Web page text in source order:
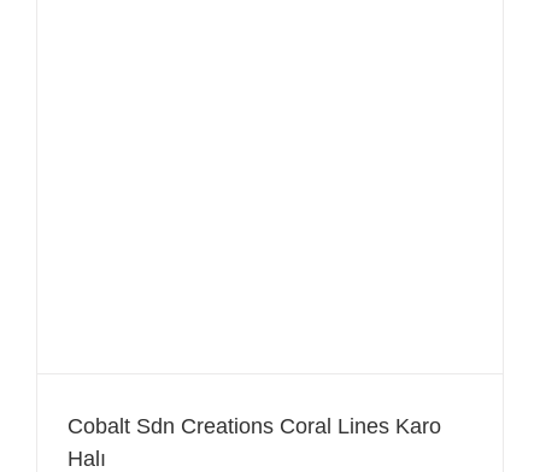
Cobalt Sdn Creations Coral Lines Karo
Halı